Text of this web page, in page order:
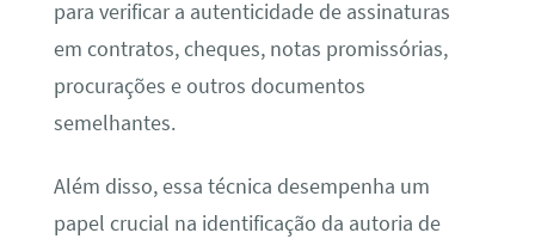
para verificar a autenticidade de assinaturas
em contratos, cheques, notas promissórias,
procurações e outros documentos
semelhantes.
Além disso, essa técnica desempenha um
papel crucial na identificação da autoria de